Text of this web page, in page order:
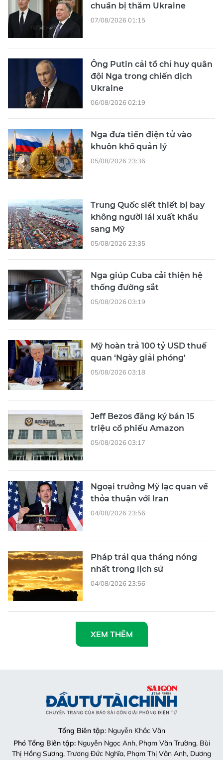
chuẩn bị thăm Ukraine
07/08/2026 01:15
Ông Putin cải tổ chỉ huy quân
đội Nga trong chiến dịch
Ukraine
06/08/2026 02:19
Nga đưa tiền điện tử vào
khuôn khổ quản lý
05/08/2026 23:36
Trung Quốc siết thiết bị bay
không người lái xuất khẩu
sang Mỹ
05/08/2026 23:35
Nga giúp Cuba cải thiện hệ
thống đường sắt
05/08/2026 03:19
Mỹ hoàn trả 100 tỷ USD thuế
quan ‘Ngày giải phóng’
05/08/2026 03:18
Jeff Bezos đăng ký bán 15
triệu cổ phiếu Amazon
05/08/2026 03:17
Ngoại trưởng Mỹ lạc quan về
thỏa thuận với Iran
04/08/2026 23:56
Pháp trải qua tháng nóng
nhất trong lịch sử
04/08/2026 23:56
XEM THÊM
Tổng Biên tập: Nguyễn Khắc Văn
Phó Tổng Biên tập:Nguyễn Ngọc Anh, Phạm Văn Trường, Bùi
Thị Hồng Sương, Trương Đức Nghĩa, Phạm Thị Vân Anh, Dương